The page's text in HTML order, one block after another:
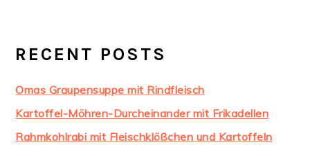
RECENT POSTS
Omas Graupensuppe mit Rindfleisch
Kartoffel-Möhren-Durcheinander mit Frikadellen
Rahmkohlrabi mit Fleischklößchen und Kartoffeln